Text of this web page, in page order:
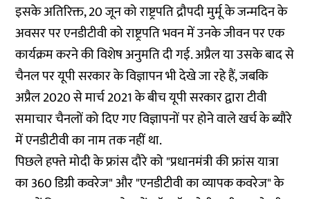
इसके अतिरिक्त, 20 जून को राष्ट्रपति द्रौपदी मुर्मू के जन्मदिन के
अवसर पर एनडीटीवी को राष्ट्रपति भवन में उनके जीवन पर एक
कार्यक्रम करने की विशेष अनुमति दी गई. अप्रैल या उसके बाद से
चैनल पर यूपी सरकार के विज्ञापन भी देखे जा रहे हैं, जबकि
अप्रैल 2020 से मार्च 2021 के बीचयूपी सरकार द्वारा टीवी
समाचार चैनलों को दिए गए विज्ञापनों पर होने वाले खर्च के ब्यौरे
में एनडीटीवी का नाम तक नहीं था.
पिछले हफ्ते मोदी के फ्रांस दौरे को "प्रधानमंत्री की फ्रांस यात्रा
का 360 डिग्री कवरेज" और "एनडीटीवी का व्यापक कवरेज" के